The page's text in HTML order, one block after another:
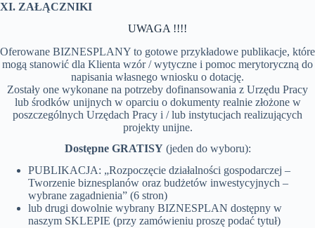
XI. ZAŁĄCZNIKI
UWAGA !!!!
Oferowane BIZNESPLANY to gotowe przykładowe publikacje, które
mogą stanowić dla Klienta wzór / wytyczne i pomoc merytoryczną do
napisania własnego wniosku o dotację.
Zostały one wykonane na potrzeby dofinansowania z Urzędu Pracy
lub środków unijnych w oparciu o dokumenty realnie złożone w
poszczególnych Urzędach Pracy i / lub instytucjach realizujących
projekty unijne.
Dostępne GRATISY(jeden do wyboru):
PUBLIKACJA: „Rozpoczęcie działalności gospodarczej –
Tworzenie biznesplanów oraz budżetów inwestycyjnych –
wybrane zagadnienia” (6 stron)
lub drugi dowolnie wybrany BIZNESPLAN dostępny w
naszym SKLEPIE (przy zamówieniu proszę podać tytuł)